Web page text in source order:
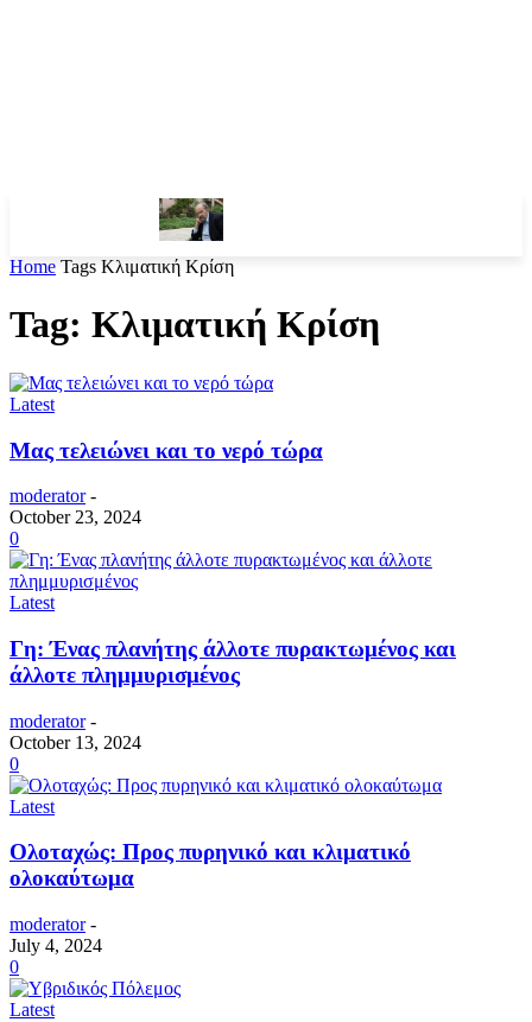
Home Tags Κλιματική Κρίση
Tag: Κλιματική Κρίση
Latest
Μας τελειώνει και το νερό τώρα
moderator -
October 23, 2024
0
Latest
Γη: Ένας πλανήτης άλλοτε πυρακτωμένος και
άλλοτε πλημμυρισμένος
moderator -
October 13, 2024
0
Latest
Ολοταχώς: Προς πυρηνικό και κλιματικό
ολοκαύτωμα
moderator -
July 4, 2024
0
Latest